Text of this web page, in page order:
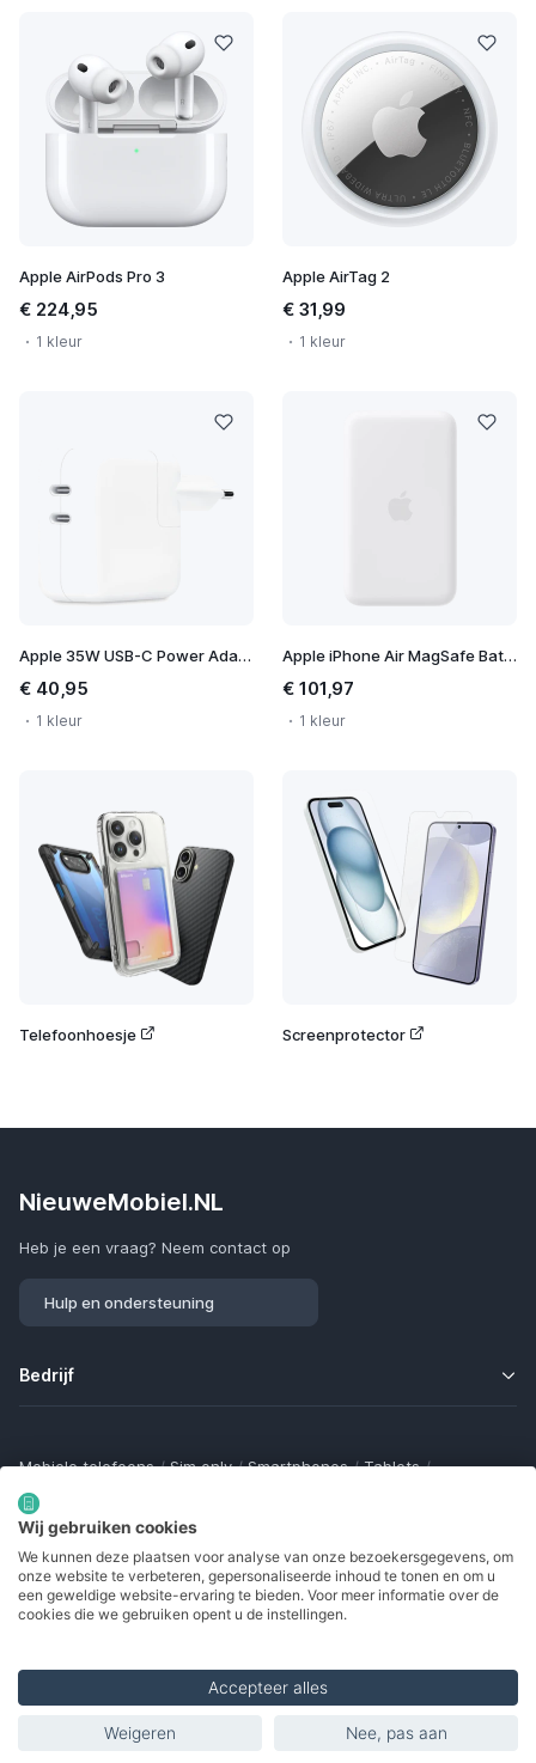
Apple AirPods Pro 3
€ 224,95
1 kleur
Apple AirTag 2
€ 31,99
1 kleur
Apple 35W USB-C Power Adapter
€ 40,95
1 kleur
Apple iPhone Air MagSafe Battery
€ 101,97
1 kleur
Telefoonhoesje Screenprotector
NieuweMobiel.NL
Heb je een vraag? Neem contact op
Hulp en ondersteuning
Bedrijf
Mobiele telefoons / Sim only / Smartphones / Tablets /
Smartwatches
Bluetooth trackers / Opladers
Samsung Galaxy
Gamingtelefoons / Foldables / Robuuste telefoons /
Seniorentelefoons / Waterdichte telefoons / Refurbished
© 2002 - 2026. Alle rechten voorbehouden
Toon abonnement filters
Wij gebruiken cookies
We kunnen deze plaatsen voor analyse van onze bezoekersgegevens, om
onze website te verbeteren, gepersonaliseerde inhoud te tonen en om u
een geweldige website-ervaring te bieden. Voor meer informatie over de
cookies die we gebruiken opent u de instellingen.
Accepteer alles
Weigeren Nee, pas aan